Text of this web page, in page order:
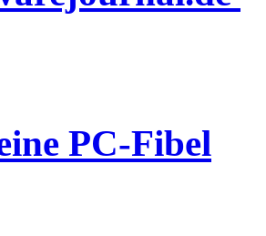
PC-Fibel